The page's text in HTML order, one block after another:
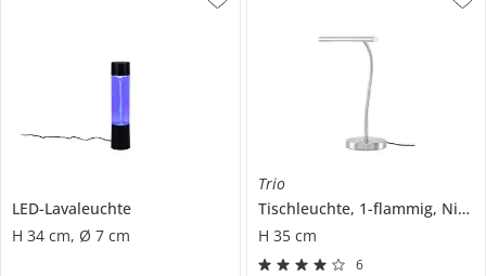
LED-Lavaleuchte
H 34 cm, Ø 7 cm
Trio
Tischleuchte, 1-flammig, Nickel-matt mit Schwanenhals
H 35 cm
6